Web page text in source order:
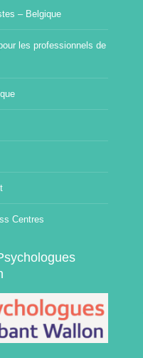
– Belgique
les professionnels de
Centres